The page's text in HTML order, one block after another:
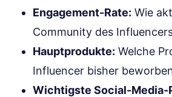
Engagement-Rate: Wie
Community des
Hauptprodukte: Welche
Influencer bisher
Wichtigste Social-Media-